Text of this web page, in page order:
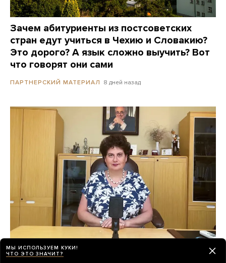
Зачем абитуриенты из постсоветских
стран едут учиться в Чехию и Словакию?
Это дорого? А язык сложно выучить? Вот
что говорят они сами
ПАРТНЕРСКИЙ МАТЕРИАЛ 8 дней назад
«Психиатрия возвращается в темные
МЫ ИСПОЛЬЗУЕМ КУКИ!
ЧТО ЭТО ЗНАЧИТ?